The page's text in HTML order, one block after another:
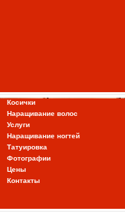
Косички
Наращивание волос
Услуги
Наращивание ногтей
Татуировка
Фотографии
Цены
Контакты